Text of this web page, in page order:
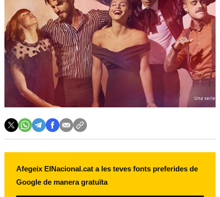
Afegeix ElNacional.cat a les teves fonts preferides de
Google de manera gratuïta